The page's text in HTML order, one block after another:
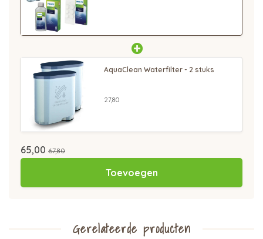
AquaClean Waterfilter - 2 stuks
27,80
65,00 67,80
Toevoegen
Gerelateerde producten